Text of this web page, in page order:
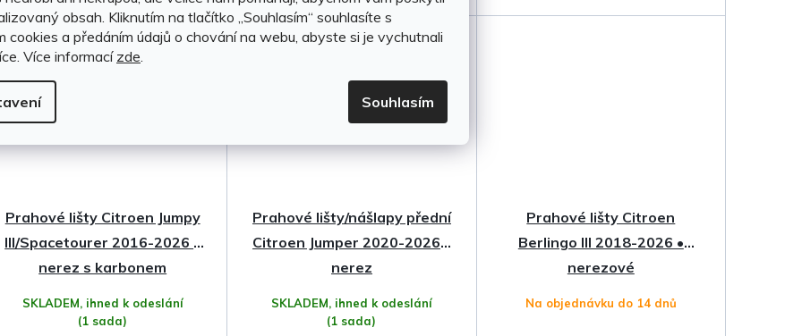
obsah. Kliknutím na tlačítko ,,Souhlasím“ souhlasíte s
cookies a předáním údajů o chování na webu, abyste si je vychutnali
Více informací zde.
Souhlasím
Prahové lišty Citroen Jumpy
III/Spacetourer 2016-2026 •
nerez s karbonem
SKLADEM, ihned k odeslání
(1 sada)
Prahové lišty/nášlapy přední
Citroen Jumper 2020-2026 •
nerez
SKLADEM, ihned k odeslání
(1 sada)
Prahové lišty Citroen
Berlingo III 2018-2026 •
nerezové
Na objednávku do 14 dnů